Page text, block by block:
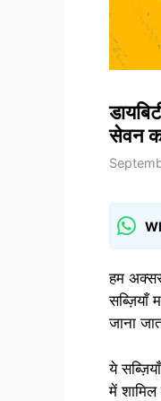
सेवन
हम
सब्ज़ियाँ
जाना
ये
में